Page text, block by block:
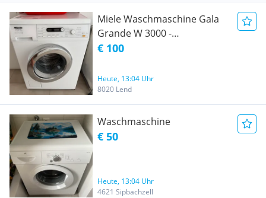
Miele Waschmaschine Gala
Grande W 3000 -
funktionsfähig - € 100
€ 100
Heute, 13:04 Uhr
8020 Lend
Waschmaschine
€ 50
Heute, 13:04 Uhr
4621 Sipbachzell